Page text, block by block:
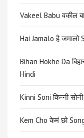
Vakeel Babu वकील
Hai Jamalo है जमालो
Bihan Hokhe Da
Hindi
Kinni Soni किन्नी
Kem Cho केमं छो